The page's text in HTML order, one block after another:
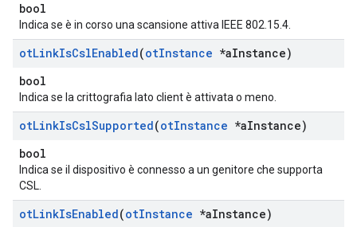
bool
Indica se è in corso una scansione attiva IEEE 802.15.4.
otLinkIsCslEnabled(otInstance *aInstance)
bool
Indica se la crittografia lato client è attivata o meno.
otLinkIsCslSupported(otInstance *aInstance)
bool
Indica se il dispositivo è connesso a un genitore che supporta
CSL.
otLinkIsEnabled(otInstance *aInstance)